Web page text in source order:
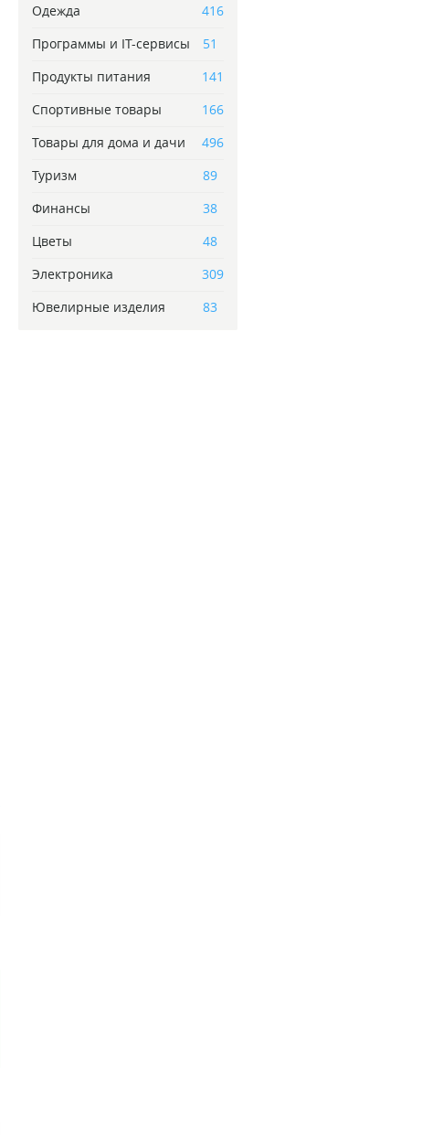
Одежда
416
Программы и IT-сервисы
51
Продукты питания
141
Спортивные товары
166
Товары для дома и дачи
496
Туризм
89
Финансы
38
Цветы
48
Электроника
309
Ювелирные изделия
83